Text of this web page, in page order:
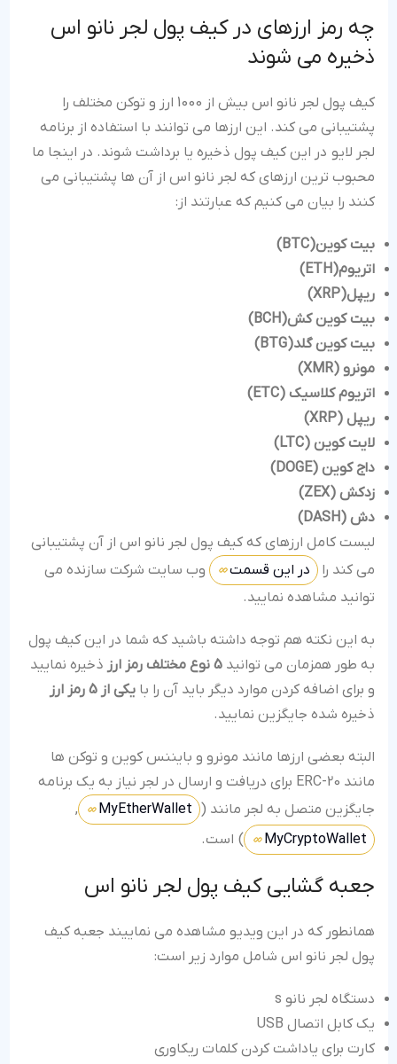
چه رمز ارزهای در کیف پول لجر نانو اس
ذخیره می شوند
کیف پول لجر نانو اس بیش از 1000 ارز و توکن مختلف را
پشتیبانی می کند. این ارزها می توانند با استفاده از برنامه
لجر لایو در این کیف پول ذخیره یا برداشت شوند. در اینجا ما
محبوب ترین ارزهای که لجر نانو اس از آن ها پشتیبانی می
کنند را بیان می کنیم که عبارتند از:
بیت کوین(BTC)
اتریوم(ETH)
ریپل(XRP)
بیت کوین کش(BCH)
بیت کوین گلد(BTG)
مونرو (XMR)
اتریوم کلاسیک (ETC)
ریپل (XRP)
لایت کوین (LTC)
داج کوین (DOGE)
زدکش (ZEX)
دش(DASH)
لیست کامل ارزهای که کیف پول لجر نانو اس از آن پشتیبانی
می کند را در این قسمت
وب سایت شرکت سازنده می
توانید مشاهده نمایید.
به این نکته هم توجه داشته باشید که شما در این کیف پول
به طور همزمان می توانید 5 نوع مختلف رمز ارز
ذخیره نمایید
و برای اضافه کردن موارد دیگر باید آن را بایکی از 5 رمز ارز
ذخیره شده جایگزین نمایید.
البته بعضی ارزها مانند مونرو و بایننس کوین و توکن ها
مانند ERC-20 برای دریافت و ارسال در لجر نیاز به یک برنامه
جایگزین متصل به لجر مانند ( MyEtherWallet
,
MyCryptoWallet
) است.
جعبه گشایی کیف پول لجر نانو اس
همانطور که در این ویدیو مشاهده می نماییند جعبه کیف
پول لجر نانو اس شامل موارد زیر است:
دستگاه لجر نانو s
یک کابل اتصال USB
کارت برای یاداشت کردن کلمات ریکاوری